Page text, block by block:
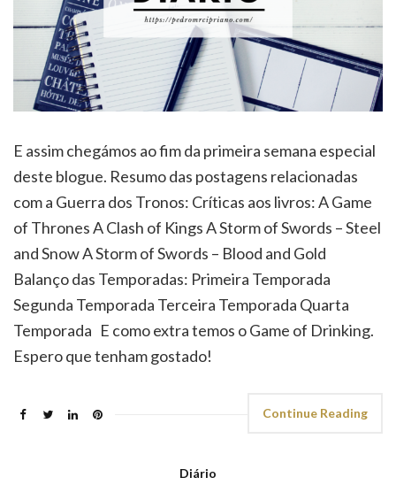
E assim chegámos ao fim da primeira semana especial
deste blogue. Resumo das postagens relacionadas
com a Guerra dos Tronos: Críticas aos livros: A Game
of Thrones A Clash of Kings A Storm of Swords – Steel
and Snow A Storm of Swords – Blood and Gold
Balanço das Temporadas: Primeira Temporada
Segunda Temporada Terceira Temporada Quarta
Temporada E como extra temos o Game of Drinking.
Espero que tenham gostado!
Continue Reading
Diário